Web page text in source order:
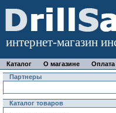
интернет-магазин
Каталог О магазине Оплата
Партнеры
Каталог товаров